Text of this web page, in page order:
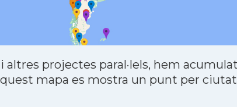
altres projectes paral·lels, hem
mapa es mostra un punt per